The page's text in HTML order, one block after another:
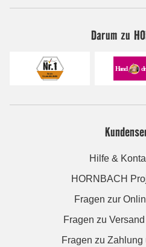
Darum zu
Hilfe &
HORNBACH
Fragen zur
Fragen zu
Fragen zu